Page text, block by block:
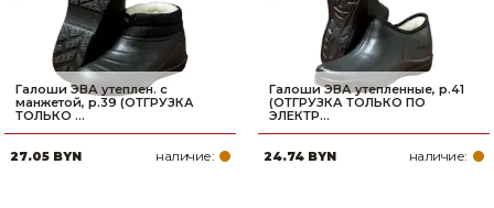
Галоши ЭВА утеплен. с
манжетой, р.39 (ОТГРУЗКА
ТОЛЬКО ...
27.05 BYN наличие:
Галоши ЭВА утепленные, р.41
(ОТГРУЗКА ТОЛЬКО ПО
ЭЛЕКТР...
24.74 BYN наличие: